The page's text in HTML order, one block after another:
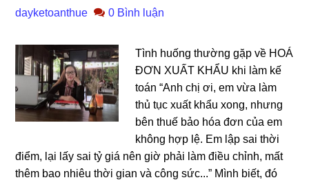
dayketoanthue 0 Bình luận
Tình huống thường gặp về HOÁ
ĐƠN XUẤT KHẨU khi làm kế
toán “Anh chị ơi, em vừa làm
thủ tục xuất khẩu xong, nhưng
bên thuế bảo hóa đơn của em
không hợp lệ. Em lập sai thời
điểm, lại lấy sai tỷ giá nên giờ phải làm điều chỉnh, mất
thêm bao nhiêu thời gian và công sức...” Mình biết, đó